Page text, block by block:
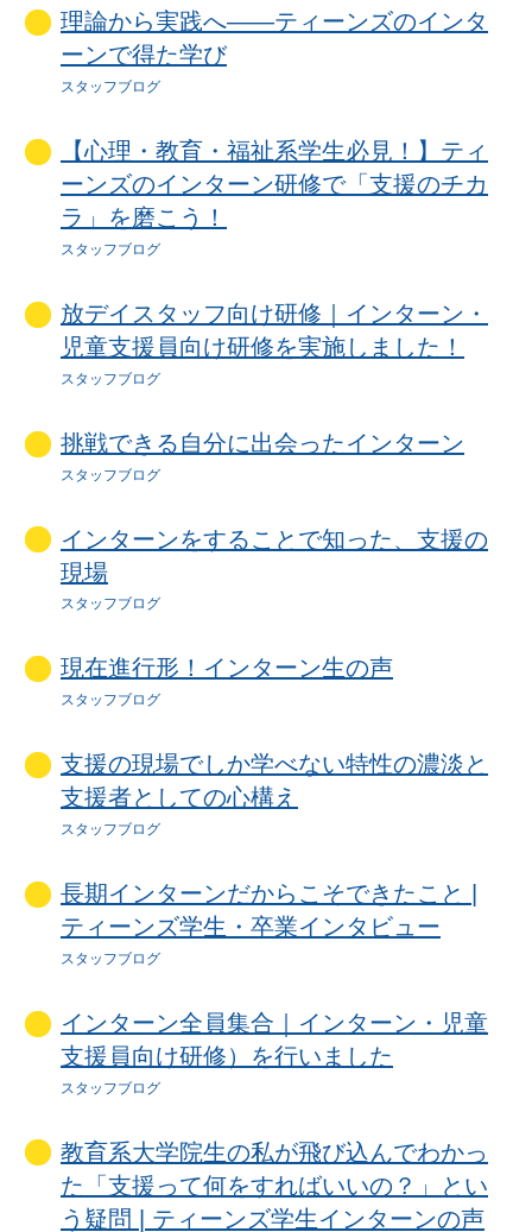
理論から実践へ――ティーンズのインタ
ーンで得た学び
スタッフブログ
【心理・教育・福祉系学生必見！】ティ
ーンズのインターン研修で「支援のチカ
ラ」を磨こう！
スタッフブログ
放デイスタッフ向け研修｜インターン・
児童支援員向け研修を実施しました！
スタッフブログ
挑戦できる自分に出会ったインターン
スタッフブログ
インターンをすることで知った、支援の
現場
スタッフブログ
現在進行形！インターン生の声
スタッフブログ
支援の現場でしか学べない特性の濃淡と
支援者としての心構え
スタッフブログ
長期インターンだからこそできたこと |
ティーンズ学生・卒業インタビュー
スタッフブログ
インターン全員集合｜インターン・児童
支援員向け研修）を行いました
スタッフブログ
教育系大学院生の私が飛び込んでわかっ
た「支援って何をすればいいの？」とい
う疑問 | ティーンズ学生インターンの声